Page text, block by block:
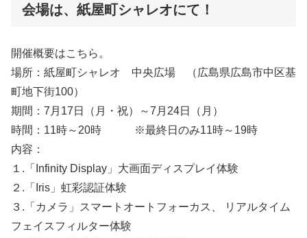
会場は、紙屋町シャレオにて！
開催概要はこちら。
場所：紙屋町シャレオ 中央広場 （広島県広島市中区基
町地下街100）
期間：7月17日（月・祝）～7月24日（月）
時間：11時～20時 ※最終日のみ11時～19時
内容：
１.「Infinity Display」大画面ディスプレイ体験
２.「Iris」虹彩認証体験
３.「カメラ」スマートオートフォーカス、 リアルタイム
フェイスフィルター体験